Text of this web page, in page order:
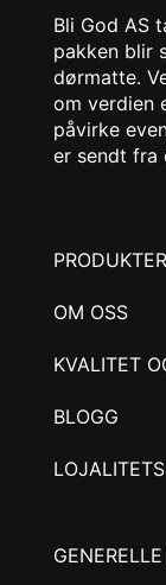
Bli God AS
pakken blir
dørmatte.
om verdien
påvirke
er sendt fra
PRODUKTER
OM OSS
KVALITET
BLOGG